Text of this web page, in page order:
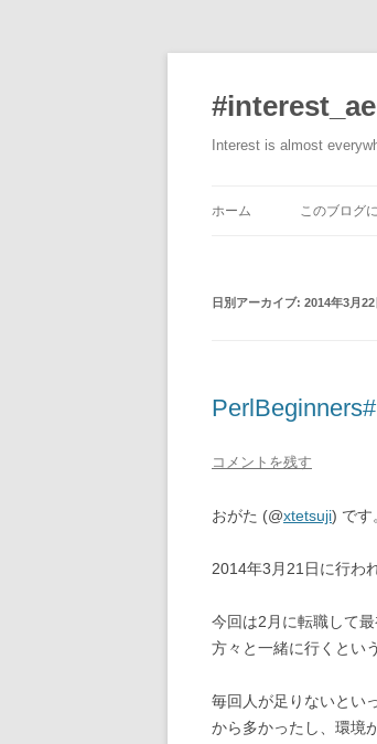
#interest_ae
Interest is almost
ホーム このブログ
日別アーカイブ: 2014年3月22
コメントを残す
おがた (@xtetsuji) です
2014年3月21日に行わ
今回は2月に転職して
方々と一緒に行くとい
毎回人が足りないとい
から多かったし、環境